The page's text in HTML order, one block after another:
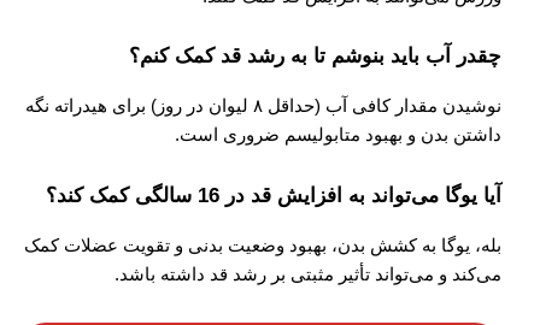
چقدر آب باید بنوشم تا به رشد قد کمک کنم؟
نوشیدن مقدار کافی آب (حداقل ۸ لیوان در روز) برای هیدراته نگه
داشتن بدن و بهبود متابولیسم ضروری است.
آیا یوگا می‌تواند به افزایش قد در 16 سالگی کمک کند؟
بله، یوگا به کشش بدن، بهبود وضعیت بدنی و تقویت عضلات کمک
می‌کند و می‌تواند تأثیر مثبتی بر رشد قد داشته باشد.